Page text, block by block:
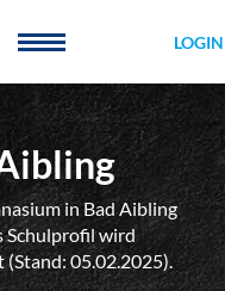
LOGIN
in Bad Aibling
Schulprofil wird
05.02.2025).